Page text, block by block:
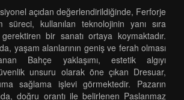
açıdan değerlendirildiğinde, Ferforje
süreci, kullanılan teknolojinin yanı sıra
bir sanatı ortaya koymaktadır.
yaşam alanlarının geniş ve ferah olması
Bahçe yaklaşımı, estetik algıyı
unsuru olarak öne çıkan Dresuar,
sağlama işlevi görmektedir. Pazarın
doğru orantı ile belirlenen Paslanmaz